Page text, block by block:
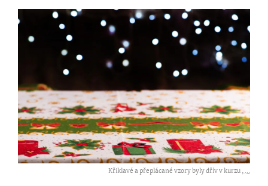
Křiklavé a přeplácané vzory byly dřív v kurzu ,...